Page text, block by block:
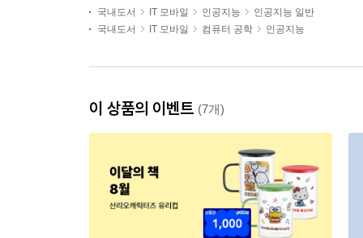
국내도서 IT 모바일 인공지능
인공지능 일반
국내도서
IT 모바일 컴퓨터 공학 인공지능
이 상품의 이벤트 (7개)